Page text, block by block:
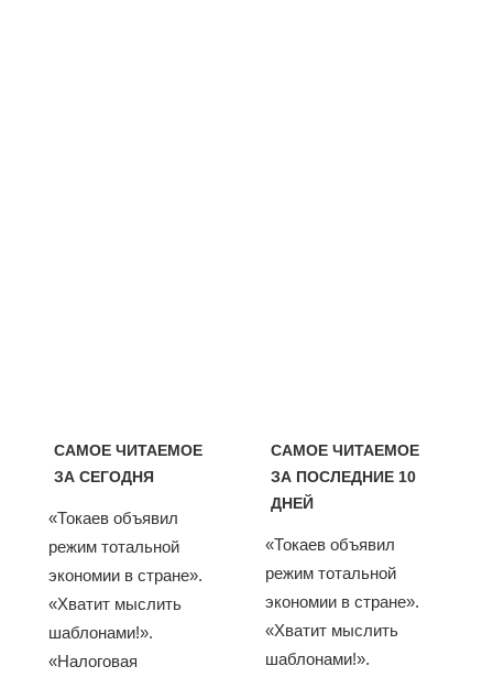
САМОЕ ЧИТАЕМОЕ
ЗА СЕГОДНЯ
«Токаев объявил
режим тотальной
экономии в стране».
«Хватит мыслить
шаблонами!».
«Налоговая
САМОЕ ЧИТАЕМОЕ
ЗА ПОСЛЕДНИЕ 10
ДНЕЙ
«Токаев объявил
режим тотальной
экономии в стране».
«Хватит мыслить
шаблонами!».